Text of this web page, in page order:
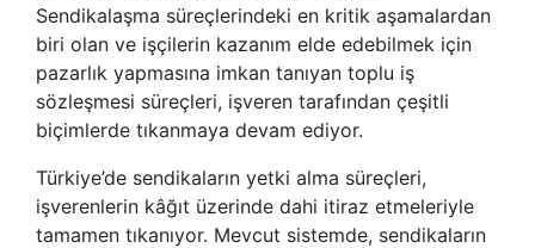
Sendikalaşma süreçlerindeki en kritik aşamalardan
biri olan ve işçilerin kazanım elde edebilmek için
pazarlık yapmasına imkan tanıyan toplu iş
sözleşmesi süreçleri, işveren tarafından çeşitli
biçimlerde tıkanmaya devam ediyor.
Türkiye’de sendikaların yetki alma süreçleri,
işverenlerin kâğıt üzerinde dahi itiraz etmeleriyle
tamamen tıkanıyor. Mevcut sistemde, sendikaların